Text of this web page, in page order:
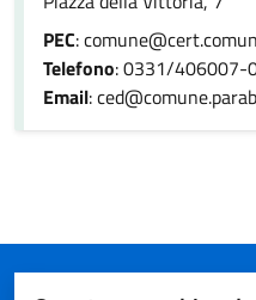
PEC:
Telefono: 0331/406007-
Email: